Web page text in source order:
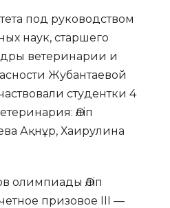
под руководством
наук, старшего
ветеринарии и
Жубантаевой
студентки 4
Әліп
Ақнұр, Хаирулина
олимпиады Әліп
призовое III —